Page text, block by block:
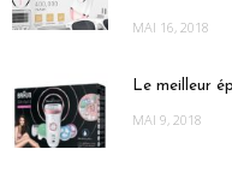
MAI 16, 2018
Le meilleur
MAI 9, 2018